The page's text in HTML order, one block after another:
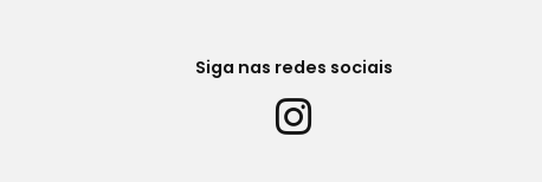
Siga nas redes sociais